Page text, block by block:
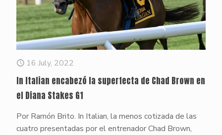
16 July, 2022
In Italian encabezó la superfecta de Chad Brown en
el Diana Stakes G1
Por Ramón Brito. In Italian, la menos cotizada de las
cuatro presentadas por el entrenador Chad Brown,